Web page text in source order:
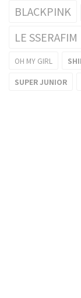
BLACKPINK
LE SSERAFIM
OH MY GIRL
SUPER JUNIOR